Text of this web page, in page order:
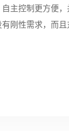
主控制更方便
刚性需求，而